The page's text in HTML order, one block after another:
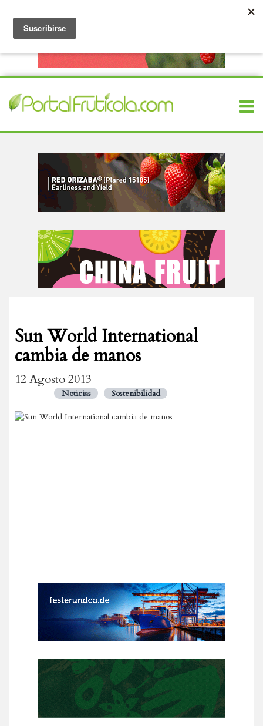
Sun World International
cambia de manos
12 Agosto 2013
Noticias Sostenibilidad